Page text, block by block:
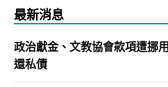
最新消息
政治獻金、文教協會款項遭挪
還私債